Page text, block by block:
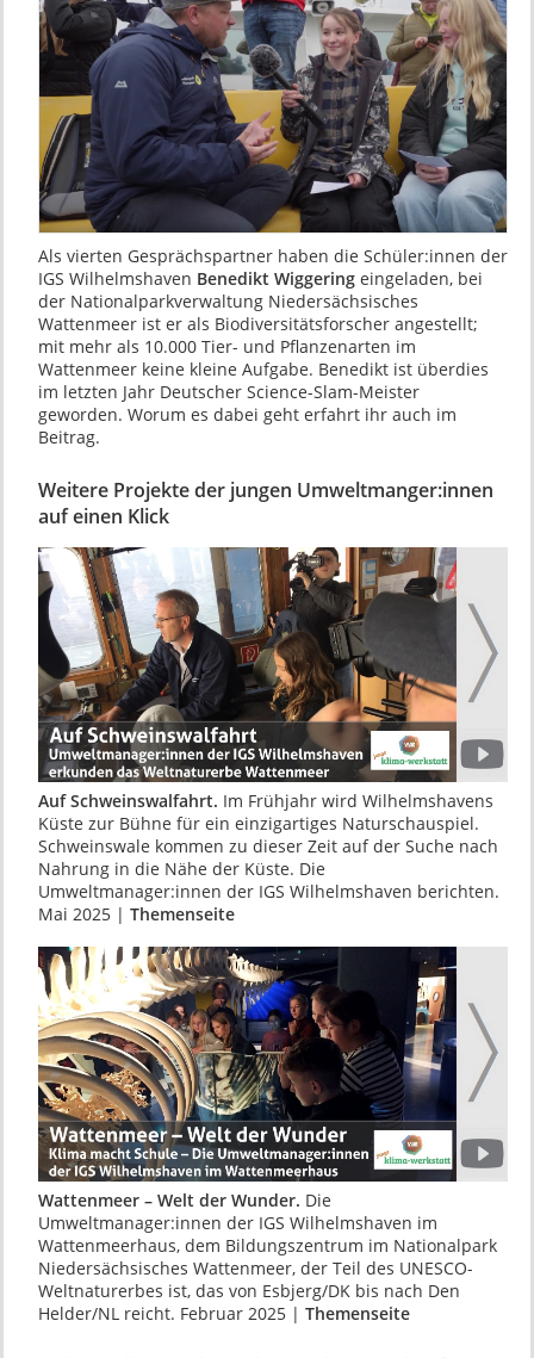
Als vierten Gesprächspartner haben die Schüler:innen der
IGS Wilhelmshaven Benedikt Wiggeringeingeladen, bei
der Nationalparkverwaltung Niedersächsisches
Wattenmeer ist er als Biodiversitätsforscher angestellt;
mit mehr als 10.000 Tier- und Pflanzenarten im
Wattenmeer keine kleine Aufgabe. Benedikt ist überdies
im letzten Jahr Deutscher Science-Slam-Meister
geworden. Worum es dabei geht erfahrt ihr auch im
Beitrag.
Weitere Projekte der jungen Umweltmanger:innen
auf einen Klick
Auf Schweinswalfahrt. Im Frühjahr wird Wilhelmshavens
Küste zur Bühne für ein einzigartiges Naturschauspiel.
Schweinswale kommen zu dieser Zeit auf der Suche nach
Nahrung in die Nähe der Küste. Die
Umweltmanager:innen der IGS Wilhelmshaven berichten.
Mai 2025 | Themenseite
Wattenmeer – Welt der Wunder. Die
Umweltmanager:innen der IGS Wilhelmshaven im
Wattenmeerhaus, dem Bildungszentrum im Nationalpark
Niedersächsisches Wattenmeer, der Teil des UNESCO-
Weltnaturerbes ist, das von Esbjerg/DK bis nach Den
Helder/NL reicht. Februar 2025 | Themenseite